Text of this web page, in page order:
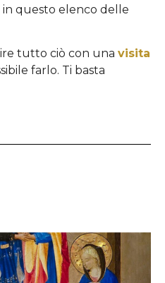
questo elenco delle
tutto ciò con una visita
farlo. Ti basta